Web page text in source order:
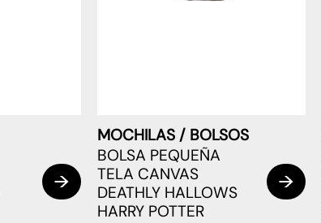
MOCHILAS / BOLSOS
BOLSA PEQUEÑA
TELA CANVAS
DEATHLY HALLOWS
HARRY POTTER